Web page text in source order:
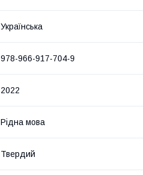
Українська
978-966-917-704-9
2022
Рідна мова
Твердий